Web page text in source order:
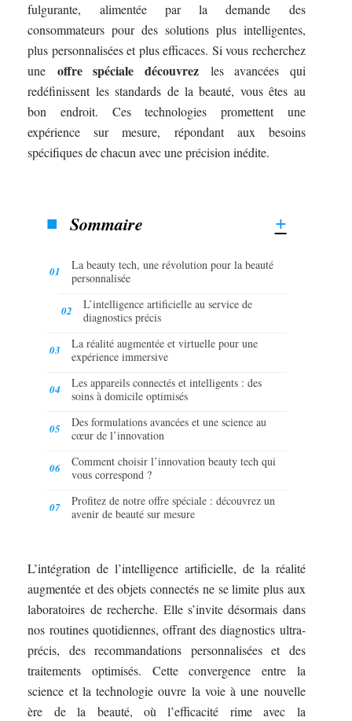
fulgurante, alimentée par la demande des
consommateurs pour des solutions plus intelligentes,
plus personnalisées et plus efficaces. Si vous recherchez
une offre spéciale découvrez les avancées qui
redéfinissent les standards de la beauté, vous êtes au
bon endroit. Ces technologies promettent une
expérience sur mesure, répondant aux besoins
spécifiques de chacun avec une précision inédite.
Sommaire
La beauty tech, une révolution pour la beauté
personnalisée
L’intelligence artificielle au service de
diagnostics précis
La réalité augmentée et virtuelle pour une
expérience immersive
Les appareils connectés et intelligents : des
soins à domicile optimisés
Des formulations avancées et une science au
cœur de l’innovation
Comment choisir l’innovation beauty tech qui
vous correspond ?
Profitez de notre offre spéciale : découvrez un
avenir de beauté sur mesure
L’intégration de l’intelligence artificielle, de la réalité
augmentée et des objets connectés ne se limite plus aux
laboratoires de recherche. Elle s’invite désormais dans
nos routines quotidiennes, offrant des diagnostics ultra-
précis, des recommandations personnalisées et des
traitements optimisés. Cette convergence entre la
science et la technologie ouvre la voie à une nouvelle
ère de la beauté, où l’efficacité rime avec la